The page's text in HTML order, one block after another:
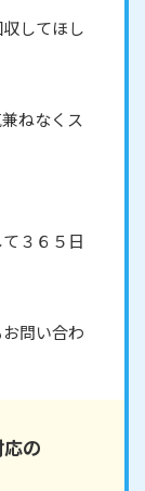
してほし
ねなくス
３６５日
問い合わ
の